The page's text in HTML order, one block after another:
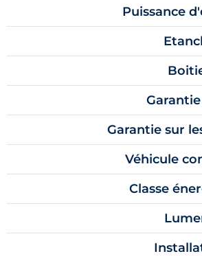
Puissance
Garantie sur
Véhicule
Classe